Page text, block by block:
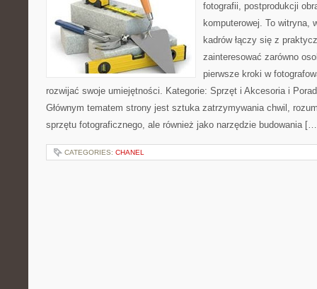
fotografii, postprodukcji
komputerowej. To witryna,
kadrów łączy się z
zainteresować zarówno
pierwsze kroki w
rozwijać swoje umiejętności. Kategorie: Sprzęt i Akcesoria i
Głównym tematem strony jest sztuka zatrzymywania chwil,
sprzętu fotograficznego, ale również jako narzędzie budowania
CATEGORIES: CHANEL